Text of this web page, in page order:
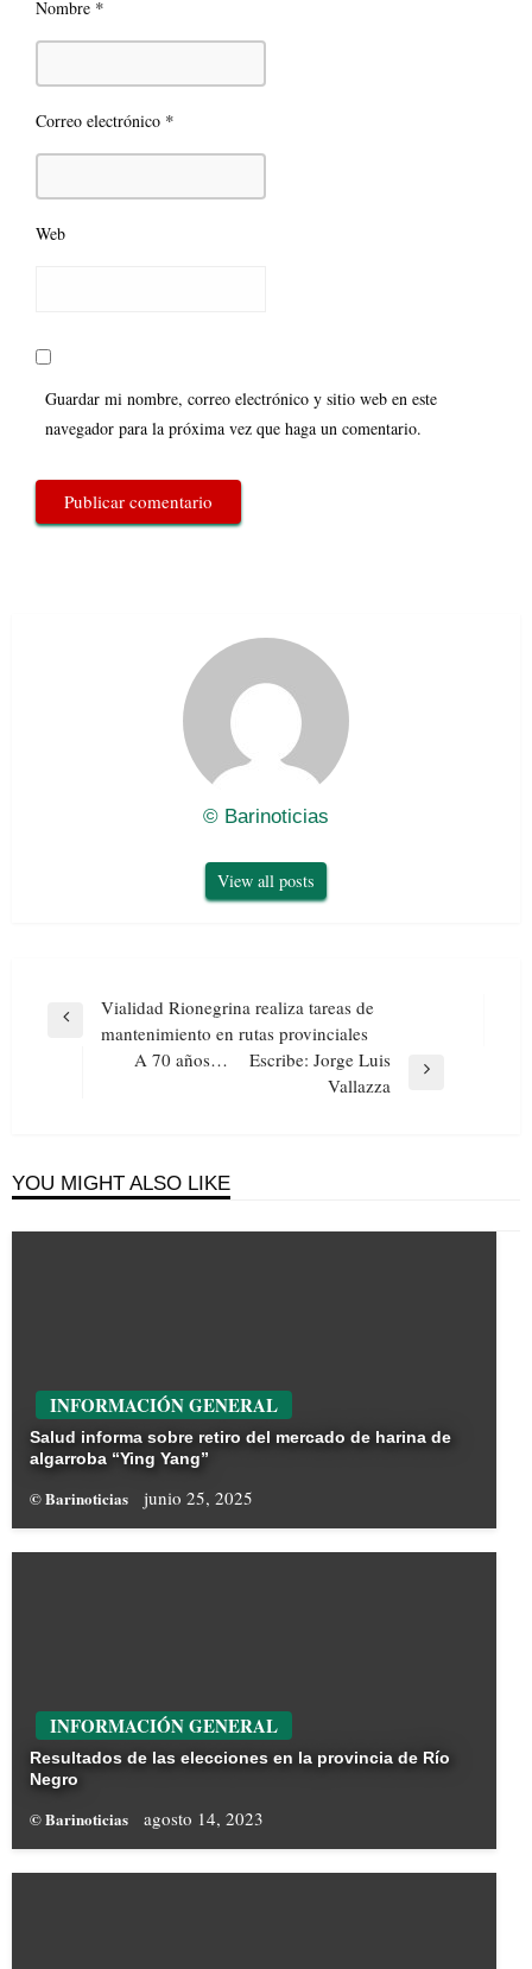
Nombre *
Correo electrónico *
Web
Guardar mi nombre, correo electrónico y sitio web en este
navegador para la próxima vez que haga un comentario.
© Barinoticias
View all posts
Navegación
Previous
Vialidad Rionegrina realiza tareas de
mantenimiento en rutas provinciales
A 70 años… Escribe: Jorge Luis
Vallazza
YOU MIGHT ALSO LIKE
INFORMACIÓN GENERAL
Salud informa sobre retiro del mercado de harina de
algarroba “Ying Yang”
© Barinoticias junio 25, 2025
INFORMACIÓN GENERAL
Resultados de las elecciones en la provincia de Río
Negro
© Barinoticias agosto 14, 2023